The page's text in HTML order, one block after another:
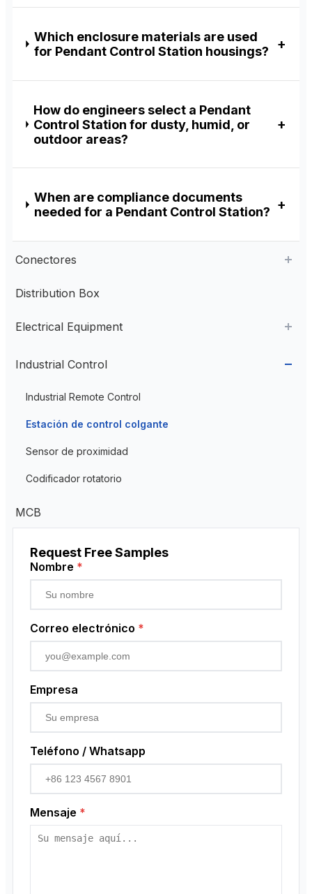
Which enclosure materials are used
for Pendant Control Station housings?
How do engineers select a Pendant
Control Station for dusty, humid, or
outdoor areas?
When are compliance documents
needed for a Pendant Control Station?
Conectores
Aviation Connector
Plastic Aviation Connector
Cable Glands
Distribution Box
Electrical Equipment
AC Contactor
Current Transformer
High Voltage Current Transformer
Low Voltage Current Transformer
Residual Current Transformer
Transformer
Industrial Control
Industrial Remote Control
Estación de control colgante
Sensor de proximidad
Codificador rotatorio
MCB
Request Free Samples
Nombre *
Correo electrónico *
Empresa
Teléfono / Whatsapp
Mensaje *